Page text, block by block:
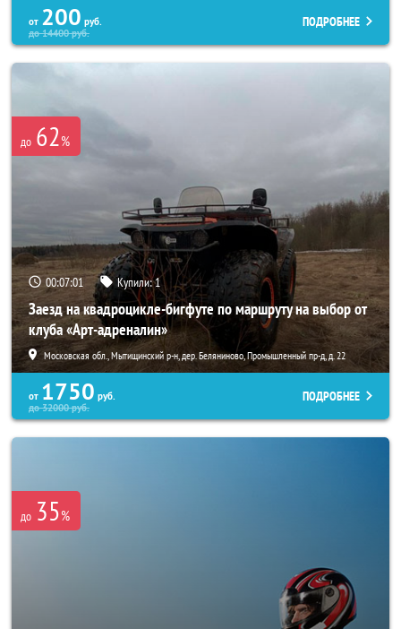
от 200 руб.
до14400руб.
ПОДРОБНЕЕ
до 62%
00:06:58 Купили:1
Заезд на квадроцикле-бигфуте по маршруту на выбор от
клуба «Арт-адреналин»
Московская обл., Мытищинский р-н, дер. Беляниново, Промышленный пр-д, д. 22
от 1750 руб.
до32000руб.
ПОДРОБНЕЕ
до 35%